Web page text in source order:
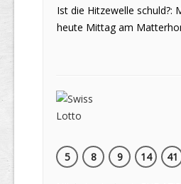
Ist die Hitzewelle schuld?:
heute Mittag am
5
8 9 14 41